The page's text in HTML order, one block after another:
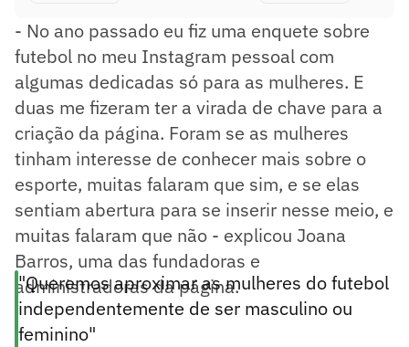
- No ano passado eu fiz uma enquete sobre
futebol no meu Instagram pessoal com
algumas dedicadas só para as mulheres. E
duas me fizeram ter a virada de chave para a
criação da página. Foram se as mulheres
tinham interesse de conhecer mais sobre o
esporte, muitas falaram que sim, e se elas
sentiam abertura para se inserir nesse meio, e
muitas falaram que não - explicou Joana
Barros, uma das fundadoras e
administradoras da página.
"Queremos aproximar as mulheres do futebol
independentemente de ser masculino ou
feminino"